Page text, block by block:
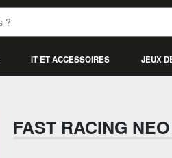
IT ET ACCESSOIRES JEUX
FAST RACING